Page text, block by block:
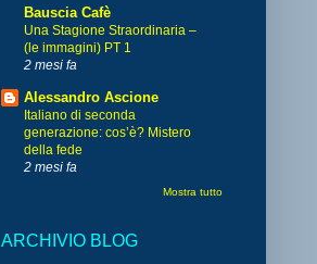
Bauscia Cafè
Una Stagione Straordinaria –
(le immagini) PT 1
2 mesi fa
Alessandro Ascione
Italiano di seconda
generazione: cos’è? Mistero
della fede
2 mesi fa
Mostra tutto
ARCHIVIO BLOG